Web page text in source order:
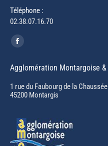
Téléphone :
02.38.07.16.70
Trouvez nous sur :
Facebook
opens
in
new
Agglomération Montargoise
1 rue du Faubourg de la Chaussée
45200 Montargis